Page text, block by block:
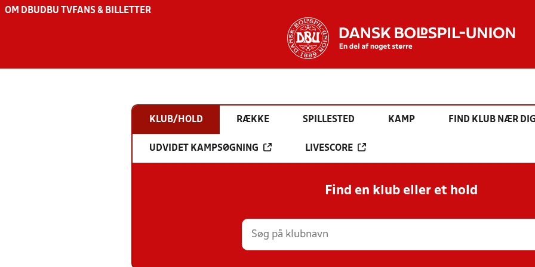
OM DBU DBU TV FANS & BILLETTER
KLUB/HOLD RÆKKE SPILLESTED KAMP FIND KLUB NÆR
UDVIDET KAMPSØGNING LIVESCORE
Find en klub eller et hold